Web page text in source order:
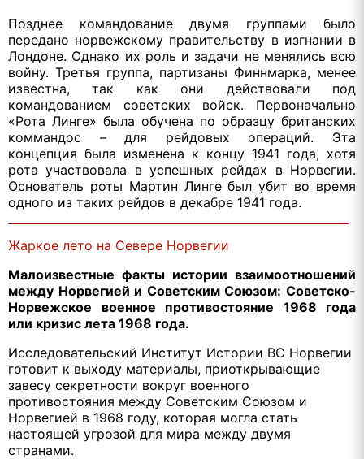
Позднее командование двумя группами было
передано норвежскому правительству в изгнании в
Лондоне. Однако их роль и задачи не менялись всю
войну. Третья группа, партизаны Финнмарка, менее
известна, так как они действовали под
командованием советских войск. Первоначально
«Рота Линге» была обучена по образцу британских
коммандос – для рейдовых операций. Эта
концепция была изменена к концу 1941 года, хотя
рота участвовала в успешных рейдах в Норвегии.
Основатель роты Мартин Линге был убит во время
одного из таких рейдов в декабре 1941 года.
Жаркое лето на Севере Норвегии
Малоизвестные факты истории взаимоотношений
между Норвегией и Советским Союзом: Советско-
Норвежское военное противостояние 1968 года
или кризис лета 1968 года.
Исследовательский Институт Истории ВС Норвегии
готовит к выходу материалы, приоткрывающие
завесу секретности вокруг военного
противостояния между Советским Союзом и
Норвегией в 1968 году, которая могла стать
настоящей угрозой для мира между двумя
странами.